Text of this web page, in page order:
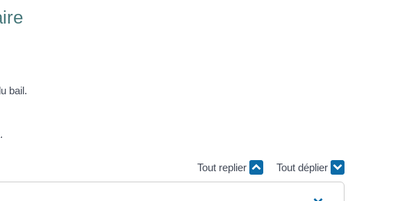
bail.
Tout replier Tout déplier